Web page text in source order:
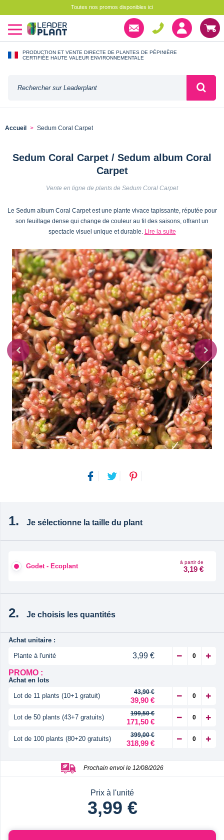
Toutes nos promos disponibles ici
PRODUCTION ET VENTE DIRECTE DE PLANTES DE PÉPINIÈRE
CERTIFIÉE HAUTE VALEUR ENVIRONNEMENTALE
Accueil Sedum Coral Carpet
Sedum Coral Carpet / Sedum album Coral
Carpet
Vente en ligne de plants de Sedum Coral Carpet
Le Sedum album Coral Carpet est une plante vivace tapissante, réputée pour
son feuillage dense qui change de couleur au fil des saisons, offrant un
spectacle visuel unique et durable. Lire la suite
Je sélectionne la taille du plant
Godet - Ecoplant
à partir de
3,19 €
Je choisis les quantités
Achat unitaire :
Plante à l'unité
3,99 €
PROMO :
Achat en lots
Lot de 11 plants (10+1 gratuit) 43,90 €
39,90 €
Lot de 50 plants (43+7 gratuits) 199,50 €
171,50 €
Lot de 100 plants (80+20 gratuits) 399,00 €
318,99 €
Prochain envoi le 12/08/2026
Prix à l'unité
3,99 €